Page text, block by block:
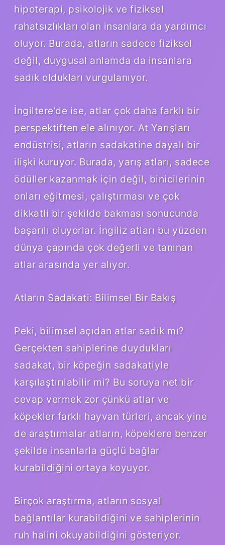
hipoterapi, psikolojik ve fiziksel
rahatsızlıkları olan insanlara da yardımcı
oluyor. Burada, atların sadece fiziksel
değil, duygusal anlamda da insanlara
sadık oldukları vurgulanıyor.
İngiltere’de ise, atlar çok daha farklı bir
perspektiften ele alınıyor. At Yarışları
endüstrisi, atların sadakatine dayalı bir
ilişki kuruyor. Burada, yarış atları, sadece
ödüller kazanmak için değil, binicilerinin
onları eğitmesi, çalıştırması ve çok
dikkatli bir şekilde bakması sonucunda
başarılı oluyorlar. İngiliz atları bu yüzden
dünya çapında çok değerli ve tanınan
atlar arasında yer alıyor.
Atların Sadakati: Bilimsel Bir Bakış
Peki, bilimsel açıdan atlar sadık mı?
Gerçekten sahiplerine duydukları
sadakat, bir köpeğin sadakatiyle
karşılaştırılabilir mi? Bu soruya net bir
cevap vermek zor çünkü atlar ve
köpekler farklı hayvan türleri, ancak yine
de araştırmalar atların, köpeklere benzer
şekilde insanlarla güçlü bağlar
kurabildiğini ortaya koyuyor.
Birçok araştırma, atların sosyal
bağlantılar kurabildiğini ve sahiplerinin
ruh halini okuyabildiğini gösteriyor.